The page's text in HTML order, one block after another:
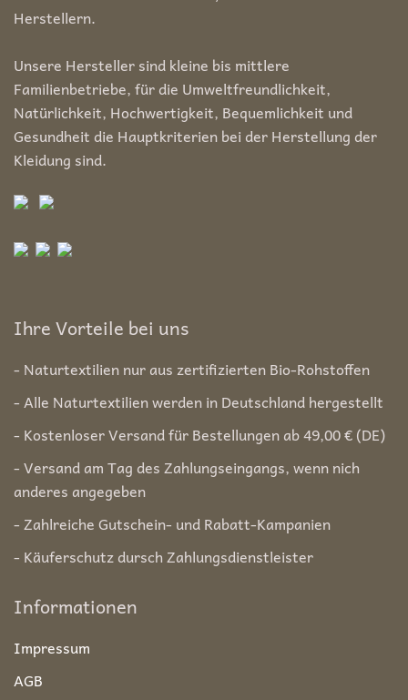
Herstellern.
Unsere Hersteller sind kleine bis mittlere
Familienbetriebe, für die Umweltfreundlichkeit,
Natürlichkeit, Hochwertigkeit, Bequemlichkeit und
Gesundheit die Hauptkriterien bei der Herstellung der
Kleidung sind.
Ihre Vorteile bei uns
- Naturtextilien nur aus zertifizierten Bio-Rohstoffen
- Alle Naturtextilien werden in Deutschland hergestellt
- Kostenloser Versand für Bestellungen ab 49,00 € (DE)
- Versand am Tag des Zahlungseingangs, wenn nich
anderes angegeben
- Zahlreiche Gutschein- und Rabatt-Kampanien
- Käuferschutz dursch Zahlungsdienstleister
Informationen
Impressum
AGB